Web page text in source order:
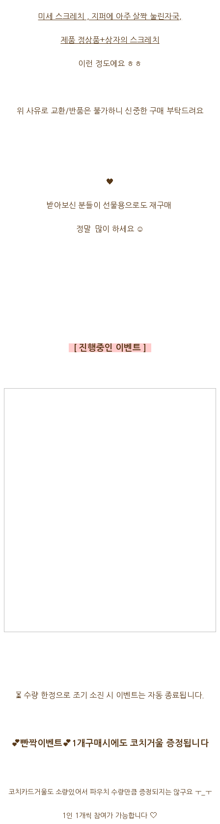
미세 스크레치 , 지퍼에 아주 살짝 눌린자국,
제품 정상품+상자의 스크레치
이런 정도에요 ㅎㅎ
위 사유로 교환/반품은 불가하니 신중한 구매 부탁드려요
🖤
받아보신 분들이 선물용으로도 재구매
정말 많이 하세요 ☺️
[ 진행중인 이벤트 ]
⏳ 수량 한정으로 조기 소진 시 이벤트는 자동 종료됩니다.
💕빤짝이벤트💕1개구매시에도 코치거울 증정됩니다
코치카드거울도 소량있어서 파우치 수량만큼 증정되지는 않구요 ㅜ_ㅜ
1인 1개씩 참여가 가능합니다 🤍